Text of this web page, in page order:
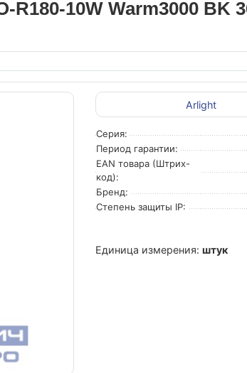
R180-10W Warm3000 BK
Arlight
Серия:
Период гарантии:
EAN товара (Штрих-
код):
Бренд:
Степень защиты IP:
Единица измерения: штук